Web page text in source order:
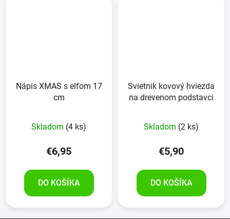
Nápis XMAS s elfom 17
cm
Skladom (4 ks)
€6,95
DO KOŠÍKA
Svietnik kovový hviezda
na drevenom podstavci
Skladom (2 ks)
€5,90
DO KOŠÍKA